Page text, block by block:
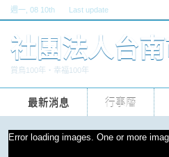
社團法人台
賞鳥100年‧幸福100年
週一 , 08 10th Last update
最新消息 行事曆
Error loading images. One or more